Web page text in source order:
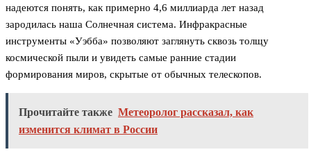
надеются понять, как примерно 4,6 миллиарда лет назад
зародилась наша Солнечная система. Инфракрасные
инструменты «Уэбба» позволяют заглянуть сквозь толщу
космической пыли и увидеть самые ранние стадии
формирования миров, скрытые от обычных телескопов.
Прочитайте также Метеоролог рассказал, как
изменится климат в России